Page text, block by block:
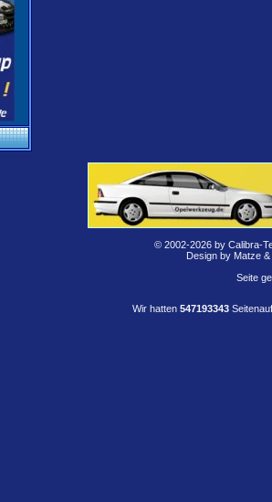
© 2002-2026 by Calibra-
Design by Matze
Seite
Wir hatten 547193343